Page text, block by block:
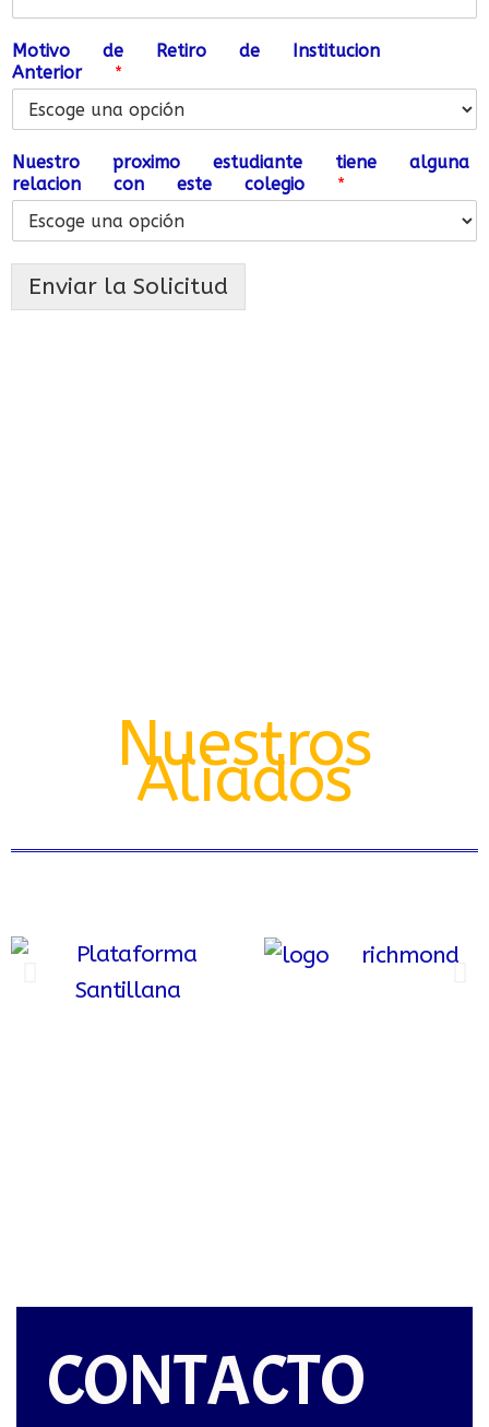
Motivo de Retiro de Institucion
Anterior *
Nuestro proximo estudiante tiene alguna
relacion con este colegio *
Enviar la Solicitud
Nuestros
Aliados
CONTACTO